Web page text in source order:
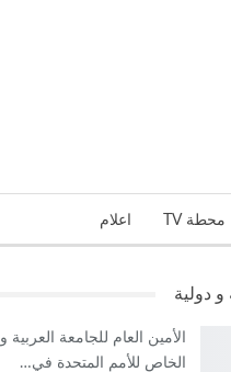
محطة TV اعلام
و دولية
الأمين العام للجامعة العربية
الخاص للأمم المتحدة في…